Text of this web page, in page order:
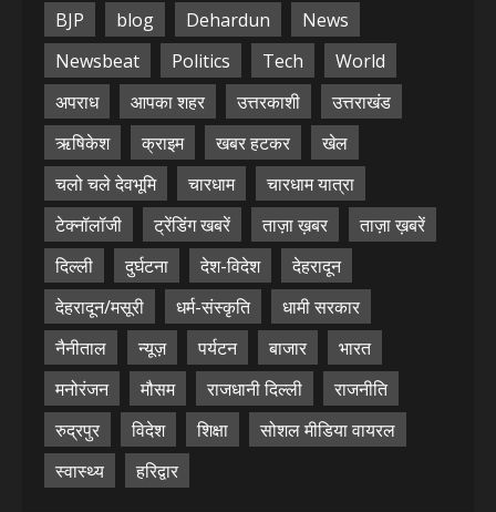
BJP blog Dehardun
News
Newsbeat
Politics Tech
World
अपराध
आपका शहर उत्तरकाशी
उत्तराखंड
ऋषिकेश
क्राइम खबर हटकर
खेल
चलो चले देवभूमि
चारधाम
चारधाम यात्रा
टेक्नॉलॉजी
ट्रेंडिंग खबरें ताज़ा ख़बर
ताज़ा ख़बरें
दिल्ली
दुर्घटना देश-विदेश
देहरादून
देहरादून/मसूरी
धर्म-संस्कृति
धामी सरकार
नैनीताल
न्यूज़ पर्यटन बाजार
भारत
मनोरंजन
मौसम राजधानी दिल्ली
राजनीति
रुद्रपुर
विदेश शिक्षा
सोशल मीडिया वायरल
स्वास्थ्य
हरिद्वार